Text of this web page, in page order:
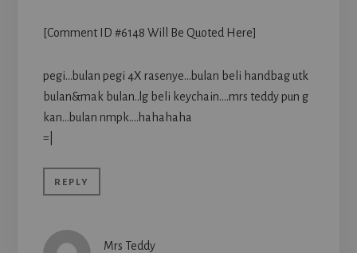
[Comment ID #6148 Will Be Quoted Here]
pegi…bulan pegi 4X rasenye…bulan beli handbag utk
bulan&mak bulan..lg beli keychain….mrs teddy pun g
kan…bulan nmpk….hahahaha
=|
REPLY
Mrs Teddy